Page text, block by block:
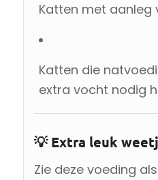
Katten met aanleg
Katten die
extra vocht nodig
💡 Extra leuk
Zie deze voeding